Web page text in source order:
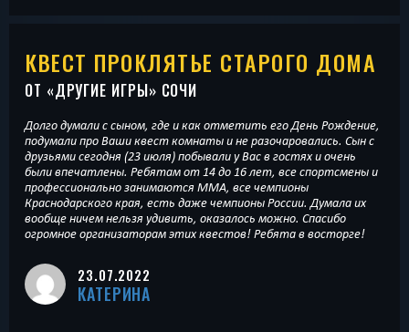
КВЕСТ ПРОКЛЯТЬЕ СТАРОГО ДОМА
ОТ «ДРУГИЕ ИГРЫ» СОЧИ
Долго думали с сыном, где и как отметить его День Рождение,
подумали про Ваши квест комнаты и не разочаровались. Сын с
друзьями сегодня (23 июля) побывали у Вас в гостях и очень
были впечатлены. Ребятам от 14 до 16 лет, все спортсмены и
профессионально занимаются ММА, все чемпионы
Краснодарского края, есть даже чемпионы России. Думала их
вообще ничем нельзя удивить, оказалось можно. Спасибо
огромное организаторам этих квестов! Ребята в восторге!
23.07.2022
КАТЕРИНА